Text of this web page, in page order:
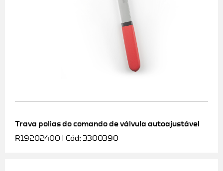
Trava polias do comando de válvula autoajustável
R19202400 | Cód: 3300390